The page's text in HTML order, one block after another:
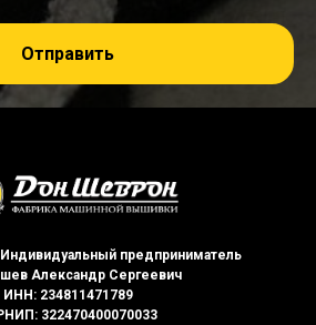
Отправить
предприниматель
Александр Сергеевич
ИНН: 234811471789
322470400070033